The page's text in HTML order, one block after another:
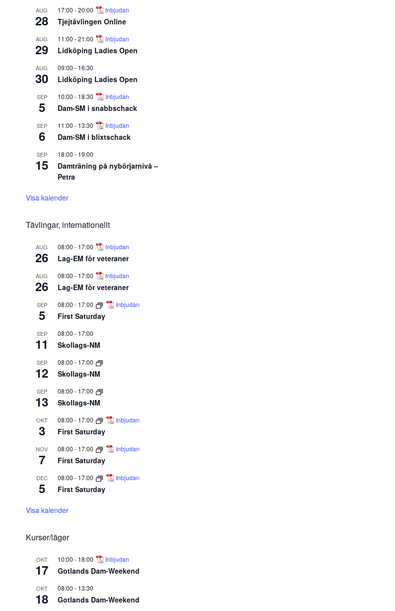
AUG
28
17:00 -20:00 Inbjudan
Tjejtävlingen Online
AUG
29
11:00 -21:00 Inbjudan
Lidköping Ladies Open
AUG
30
09:00 - 16:30
Lidköping Ladies Open
SEP
5
10:00 - 18:30 Inbjudan
Dam-SM i snabbschack
SEP
6
11:00 - 13:30 Inbjudan
Dam-SM i blixtschack
SEP
15
18:00 - 19:00
Damträning på nybörjarnivå –
Petra
Visa kalender
Tävlingar, internationellt
AUG
26
08:00 - 17:00 Inbjudan
Lag-EM för veteraner
AUG
26
08:00 - 17:00 Inbjudan
Lag-EM för veteraner
SEP
5
08:00 - 17:00 Inbjudan
First Saturday
SEP
11
08:00 - 17:00
Skollags-NM
SEP
12
08:00 - 17:00
Skollags-NM
SEP
13
08:00 - 17:00
Skollags-NM
OKT
3
08:00 - 17:00 Inbjudan
First Saturday
NOV
7
08:00 - 17:00 Inbjudan
First Saturday
DEC
5
08:00 - 17:00 Inbjudan
First Saturday
Visa kalender
Kurser/läger
OKT
17
10:00 - 18:00 Inbjudan
Gotlands Dam-Weekend
OKT
18
08:00 - 13:30
Gotlands Dam-Weekend